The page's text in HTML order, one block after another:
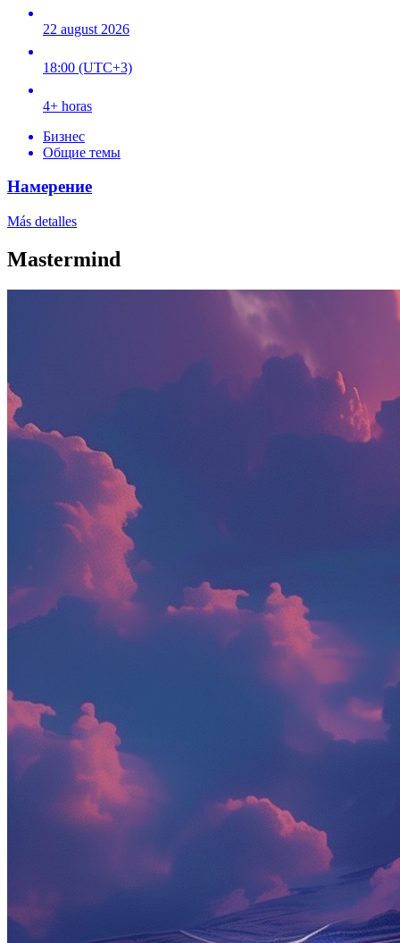
22 august 2026
18:00 (UTC+3)
4+ horas
Бизнес
Общие темы
Намерение
Más detalles
Mastermind